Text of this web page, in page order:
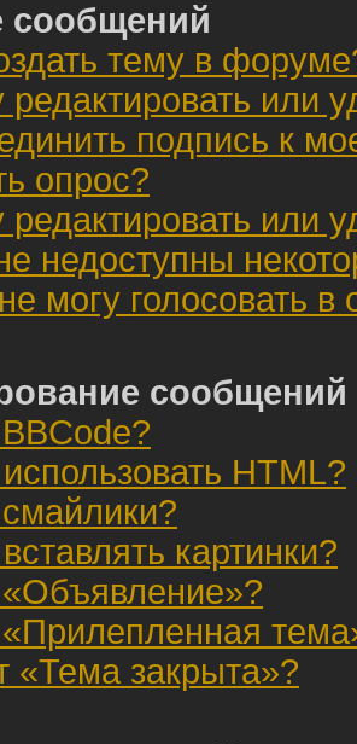
сообщений
тему в
редактировать или
подпись к
опрос?
редактировать или
недоступны
могу голосовать в
HTML?
картинки?
«Объявление»?
«Прилепленная
«Тема закрыта»?